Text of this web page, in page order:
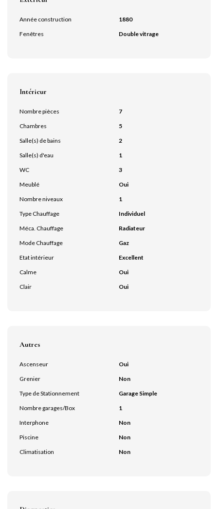
Année construction
1880
Fenêtres
Double vitrage
Intérieur
Nombre pièces
7
Chambres
5
Salle(s) de bains
2
Salle(s) d'eau
1
WC
3
Meublé
Oui
Nombre niveaux
1
Type Chauffage
Individuel
Méca. Chauffage
Radiateur
Mode Chauffage
Gaz
Etat intérieur
Excellent
Calme
Oui
Clair
Oui
Autres
Ascenseur
Oui
Grenier
Non
Type de Stationnement
Garage Simple
Nombre garages/Box
1
Interphone
Non
Piscine
Non
Climatisation
Non